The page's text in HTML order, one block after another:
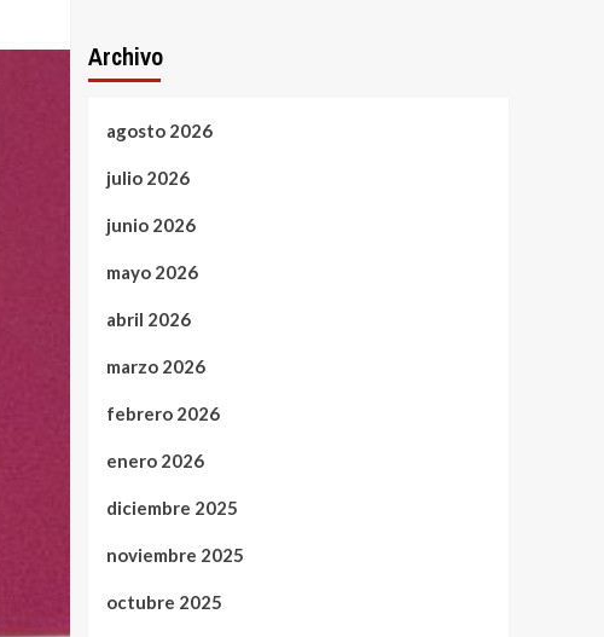
Archivo
agosto 2026
julio 2026
junio 2026
mayo 2026
abril 2026
marzo 2026
febrero 2026
enero 2026
diciembre 2025
noviembre 2025
octubre 2025